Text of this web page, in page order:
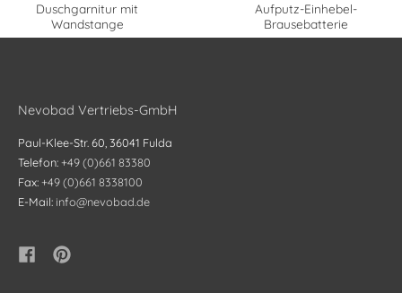
Duschgarnitur mit
Wandstange
Aufputz-Einhebel-
Brausebatterie
Nevobad Vertriebs-GmbH
Paul-Klee-Str. 60, 36041 Fulda
Telefon:+49 (0)661 83380
Fax:+49 (0)661 8338100
E-Mail: info@nevobad.de